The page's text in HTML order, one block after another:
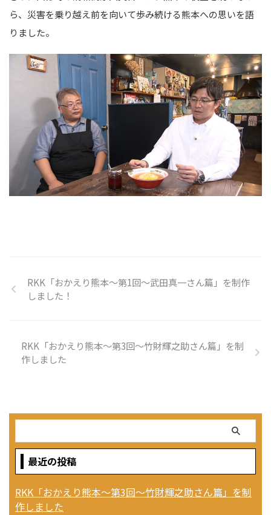
ら、災害を乗り越え前を向いて歩み続ける熊本への思いを語
りました。
RKK「おかえり熊本〜第1回〜武田真一さん篇」を制作
しました！
RKK「おかえり熊本〜第3回〜竹財輝之助さん篇」を制
作しました
最近の投稿
RKK「おかえり熊本〜第3回〜竹財輝之助さん篇」を制
作しました